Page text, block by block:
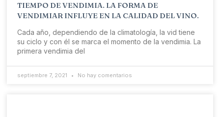
TIEMPO DE VENDIMIA. LA FORMA DE
VENDIMIAR INFLUYE EN LA CALIDAD DEL VINO.
Cada año, dependiendo de la climatología, la vid tiene
su ciclo y con él se marca el momento de la vendimia. La
primera vendimia del
septiembre 7, 2021 No hay comentarios